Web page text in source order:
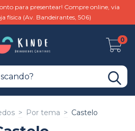
para presentear! Compre online, via
física (Av. Bandeirantes, 506)
0
> Por tema > Castelo